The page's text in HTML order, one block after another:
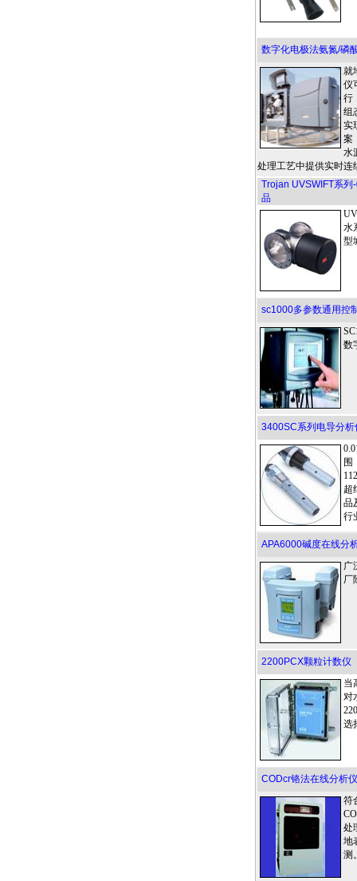
数字化电极法氨氮/磷
就
仪
行
组
实
案
水
处理工艺中提供实时连
Trojan UVSWIFT系列
品
水
型
sc1000多参数通用控
数
3400SC系列电导分析
围
超
品
行
APA6000碱度在线分
广
厂
2200PCX颗粒计数仪
当
对
选
CODcr铬法在线分析
符
处
地
测